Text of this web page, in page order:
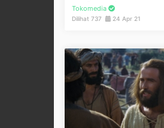
Tokomedia
Dilihat 737 24 Apr 21